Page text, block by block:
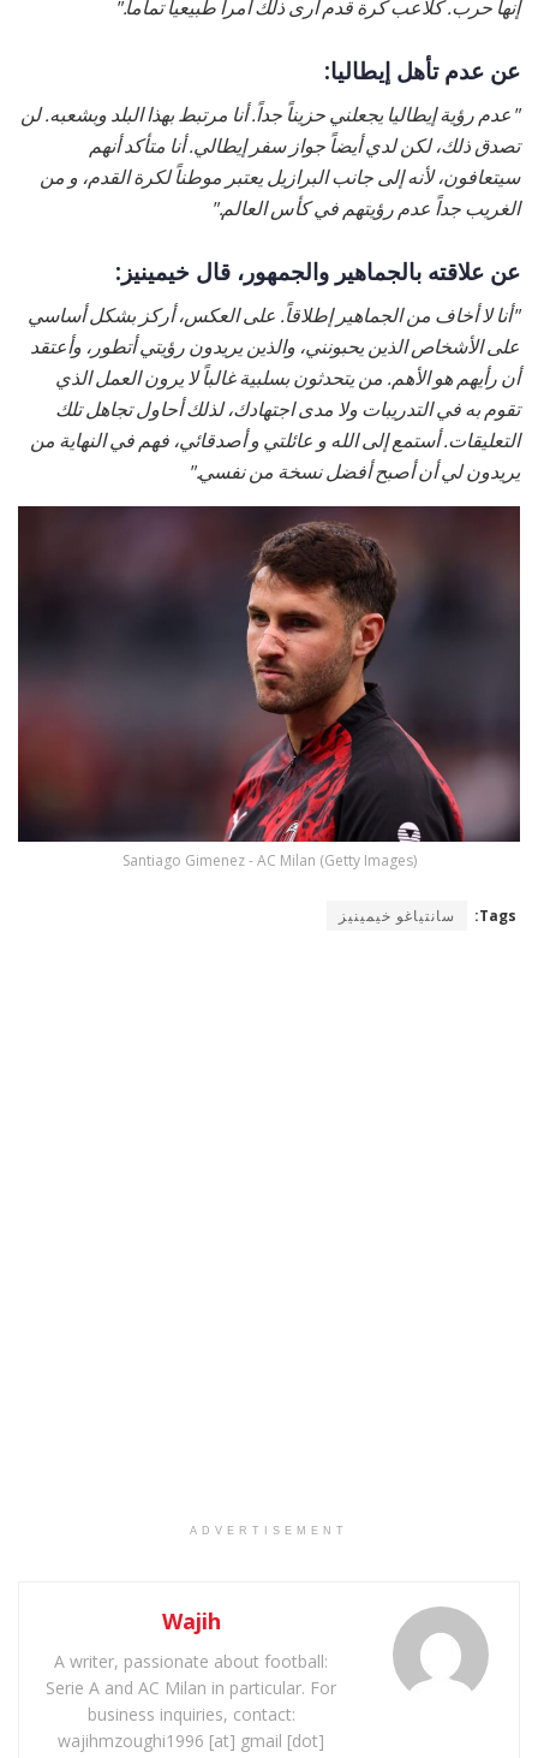
إنها حرب. كلاعب كرة قدم أرى ذلك أمراً طبيعياً تماماً."
عن عدم تأهل إيطاليا:
"عدم رؤية إيطاليا يجعلني حزيناً جداً. أنا مرتبط بهذا البلد وبشعبه. لن
تصدق ذلك، لكن لدي أيضاً جواز سفر إيطالي. أنا متأكد أنهم
سيتعافون، لأنه إلى جانب البرازيل يعتبر موطناً لكرة القدم، و من
الغريب جداً عدم رؤيتهم في كأس العالم."
عن علاقته بالجماهير والجمهور، قال خيمينيز:
"أنا لا أخاف من الجماهير إطلاقاً. على العكس، أركز بشكل أساسي
على الأشخاص الذين يحبونني، والذين يريدون رؤيتي أتطور، وأعتقد
أن رأيهم هو الأهم. من يتحدثون بسلبية غالباً لا يرون العمل الذي
تقوم به في التدريبات ولا مدى اجتهادك، لذلك أحاول تجاهل تلك
التعليقات. أستمع إلى الله و عائلتي و أصدقائي، فهم في النهاية من
يريدون لي أن أصبح أفضل نسخة من نفسي."
Santiago Gimenez - AC Milan (Getty Images)
Tags: سانتياغو خيمينيز
ADVERTISEMENT
Wajih
A writer, passionate about football:
Serie A and AC Milan in particular. For
business inquiries, contact:
wajihmzoughi1996 [at] gmail [dot]